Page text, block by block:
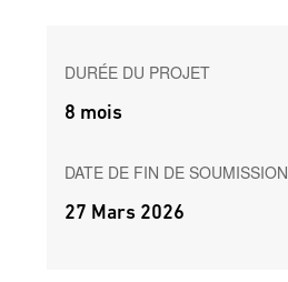
DURÉE DU PROJET
8 mois
DATE DE FIN DE SOUMISSION
27 Mars 2026